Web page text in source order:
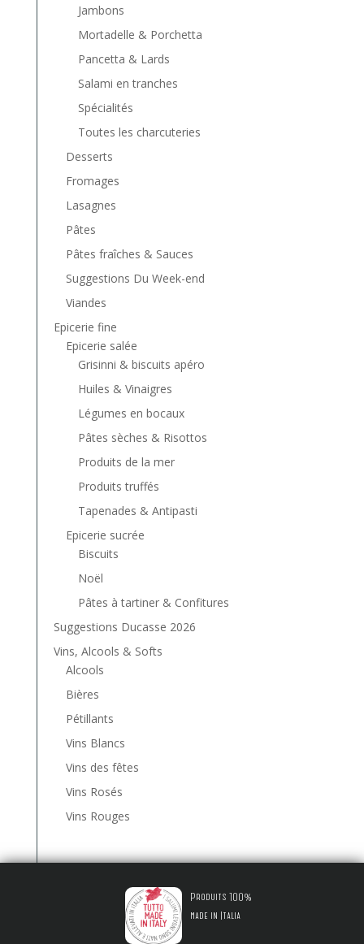
Jambons
Mortadelle & Porchetta
Pancetta & Lards
Salami en tranches
Spécialités
Toutes les charcuteries
Desserts
Fromages
Lasagnes
Pâtes
Pâtes fraîches & Sauces
Suggestions Du Week-end
Viandes
Epicerie fine
Epicerie salée
Grisinni & biscuits apéro
Huiles & Vinaigres
Légumes en bocaux
Pâtes sèches & Risottos
Produits de la mer
Produits truffés
Tapenades & Antipasti
Epicerie sucrée
Biscuits
Noël
Pâtes à tartiner & Confitures
Suggestions Ducasse 2026
Vins, Alcools & Softs
Alcools
Bières
Pétillants
Vins Blancs
Vins des fêtes
Vins Rosés
Vins Rouges
Produits 100%
made in Italia